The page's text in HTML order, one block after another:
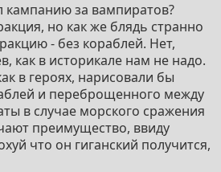
кампанию за вампиратов?
но как же блядь странно
- без кораблей. Нет,
как в историкале нам не надо.
в героях, нарисовали бы
и переброщенного между
в случае морского сражения
преимущество, ввиду
что он гиганский получится,